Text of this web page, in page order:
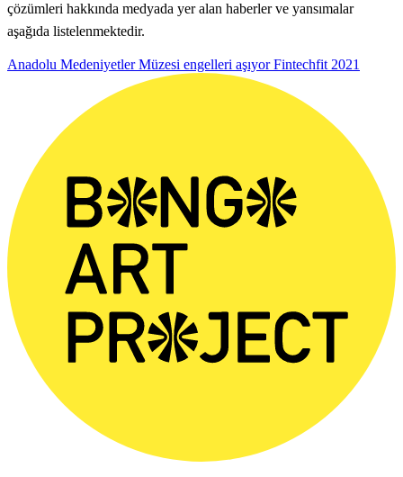
çözümleri hakkında medyada yer alan haberler ve yansımalar
aşağıda listelenmektedir.
Anadolu Medeniyetler Müzesi engelleri aşıyor Fintechfit 2021